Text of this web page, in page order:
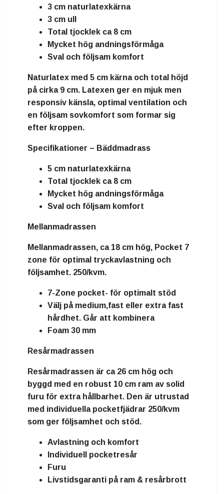
3 cm naturlatexkärna
3 cm ull
Total tjocklek ca 8 cm
Mycket hög andningsförmåga
Sval och följsam komfort
Naturlatex med 5 cm kärnaoch total höjd
på cirka 9 cm. Latexen ger en mjuk men
responsiv känsla, optimal ventilation och
en följsam sovkomfort som formar sig
efter kroppen.
Specifikationer – Bäddmadrass
5 cm naturlatexkärna
Total tjocklek ca 8 cm
Mycket hög andningsförmåga
Sval och följsam komfort
Mellanmadrassen
Mellanmadrassen, ca 18 cm hög, Pocket 7
zone för optimal tryckavlastning och
följsamhet. 250/kvm.
7-Zone pocket- för optimalt stöd
Välj på medium,fast eller extra fast
hårdhet. Går att kombinera
Foam 30 mm
Resårmadrassen
Resårmadrassen är ca 26 cm hög och
byggd med en robust 10 cm ram av solid
furu för extra hållbarhet. Den är utrustad
med individuella pocketfjädrar 250/kvm
som ger följsamhet och stöd.
Avlastning och komfort
Individuell pocketresår
Furu
Livstidsgaranti på ram & resårbrott